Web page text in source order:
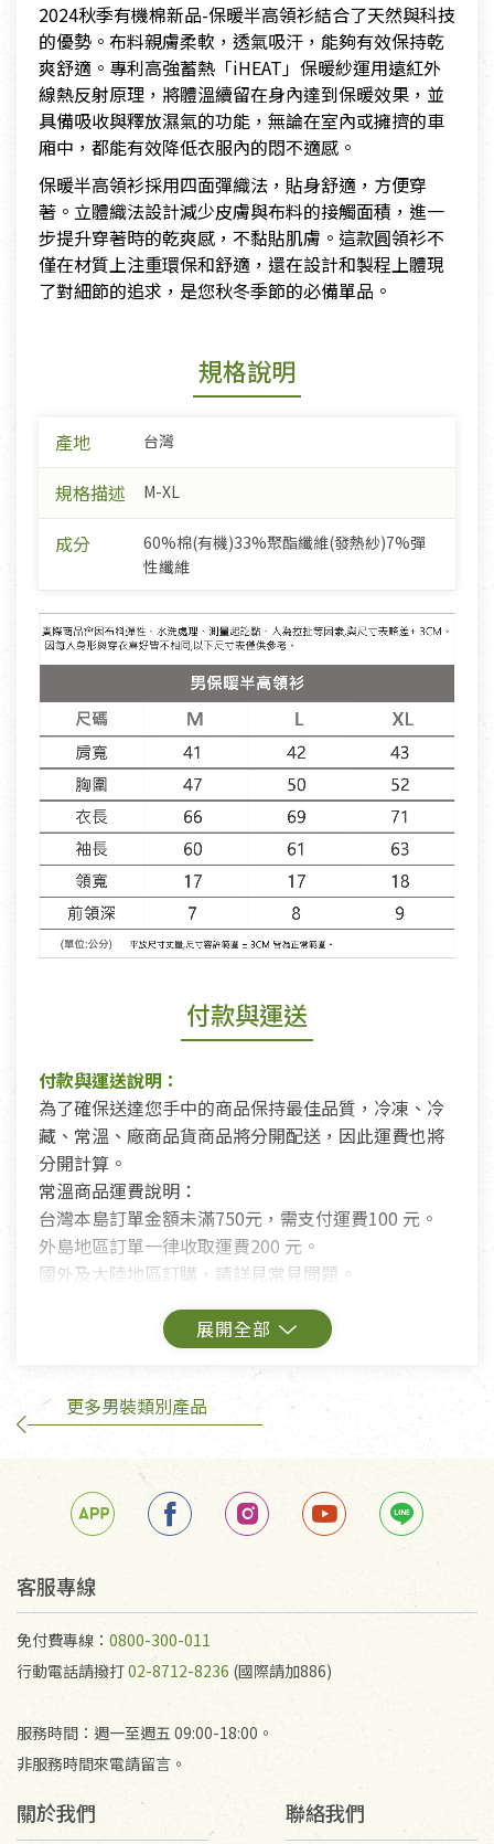
2024秋季有機棉新品-保暖半高領衫結合了天然與科技
的優勢。布料親膚柔軟，透氣吸汗，能夠有效保持乾
爽舒適。專利高強蓄熱「iHEAT」保暖紗運用遠紅外
線熱反射原理，將體溫續留在身內達到保暖效果，並
具備吸收與釋放濕氣的功能，無論在室內或擁擠的車
廂中，都能有效降低衣服內的悶不適感。
保暖半高領衫採用四面彈織法，貼身舒適，方便穿
著。立體織法設計減少皮膚與布料的接觸面積，進一
步提升穿著時的乾爽感，不黏貼肌膚。這款圓領衫不
僅在材質上注重環保和舒適，還在設計和製程上體現
了對細節的追求，是您秋冬季節的必備單品。
規格說明
產地 台灣
規格描述 M-XL
成分
60%棉(有機)33%聚酯纖維(發熱紗)7%彈
性纖維
付款與運送
付款與運送說明：
為了確保送達您手中的商品保持最佳品質，冷凍、冷
藏、常溫、廠商品貨商品將分開配送，因此運費也將
分開計算。
常溫商品運費說明：
台灣本島訂單金額未滿750元，需支付運費100 元。
外島地區訂單一律收取運費200 元。
國外及大陸地區訂購，請詳見常見問題。
鑑賞期商品說明：
若商品發生新品瑕疵，可申請更換新品。
形者，除商品瑕疵以外，恕不接受退換貨.
依消保法之規定提供該商品七天免費鑑賞期(含例假
日)的服務，原則上若商品未經使用或被汙損(除商品
不適用七天鑑賞期商品：
以數位或電磁紀錄形式儲存之商品、易於變質或損壞
CD、VCD、DVD、電腦軟體，若產品瑕疵無法讀取僅
衣飾鞋類-如T恤，如於送達後水洗或污損者。
美容保養用品、內衣褲、襪子、口罩等私人消耗性產
更多男裝類別產品
客服專線
免付費專線： 0800-300-011
行動電話請撥打02-8712-8236 (國際請加886)
服務時間：週一至週五 09:00-18:00。
非服務時間來電請留言。
關於我們 聯絡我們